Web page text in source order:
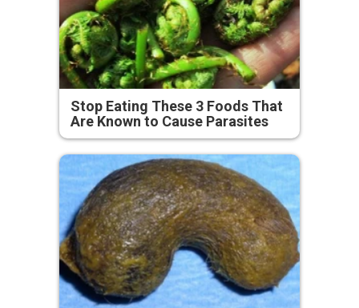
Stop Eating These 3 Foods That
Are Known to Cause Parasites